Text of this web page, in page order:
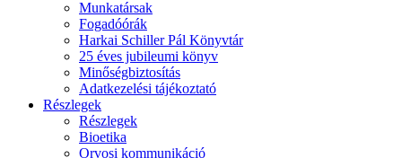
Munkatársak
Fogadóórák
Harkai Schiller Pál Könyvtár
25 éves jubileumi könyv
Minőségbiztosítás
Adatkezelési tájékoztató
Részlegek
Részlegek
Bioetika
Orvosi kommunikáció